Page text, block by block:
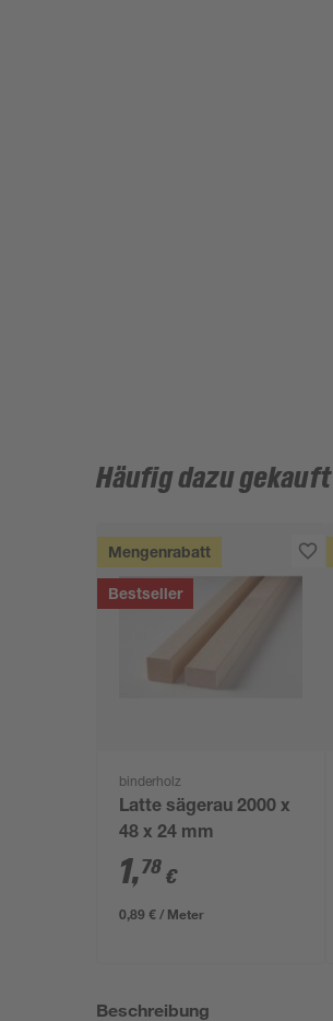
Häufig dazu gekauft
Mengenrabatt
Bestseller
binderholz
Latte sägerau 2000 x
48 x 24 mm
1,78 €
0,89 € / Meter
Beschreibung